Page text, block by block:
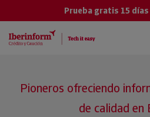
Prueba gratis 15 días
Pioneros ofreciendo
de calidad en